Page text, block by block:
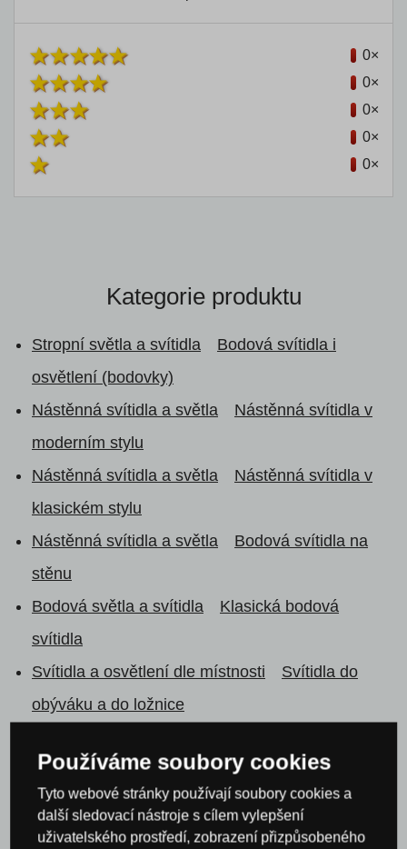
0×
0×
0×
0×
0×
Kategorie produktu
Stropní světla a svítidla
Bodová svítidla i
osvětlení (bodovky)
Nástěnná svítidla a světla
Nástěnná svítidla v
moderním stylu
Nástěnná svítidla a světla
Nástěnná svítidla v
klasickém stylu
Nástěnná svítidla a světla
Bodová svítidla na
stěnu
Bodová světla a svítidla
Klasická bodová
svítidla
Svítidla a osvětlení dle místnosti
Svítidla do
obýváku a do ložnice
obýváku a do ložnice
Lustry do ložnice
Nástěnná svítidla a lampy do ložnice
Svítidla a osvětlení dle místnosti
Svítidla do
Používáme soubory cookies
Tyto webové stránky používají soubory cookies a
další sledovací nástroje s cílem vylepšení
uživatelského prostředí, zobrazení přizpůsobeného